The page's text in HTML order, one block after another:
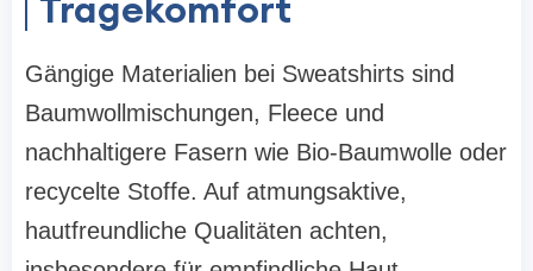
Gängige Materialien bei Sweatshirts sind
Baumwollmischungen, Fleece und
nachhaltigere Fasern wie Bio-Baumwolle oder
recycelte Stoffe. Auf atmungsaktive,
hautfreundliche Qualitäten achten,